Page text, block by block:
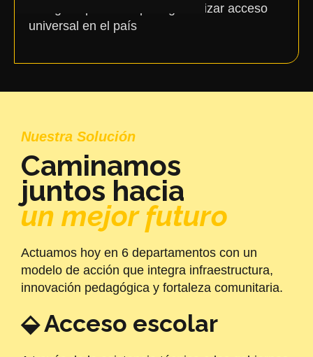
Colegios que faltan para garantizar acceso
universal en el país
Nuestra Solución
Caminamos
juntos hacia
un mejor futuro
Actuamos hoy en 6 departamentos con un
modelo de acción que integra infraestructura,
innovación pedagógica y fortaleza comunitaria.
⬙ Acceso escolar